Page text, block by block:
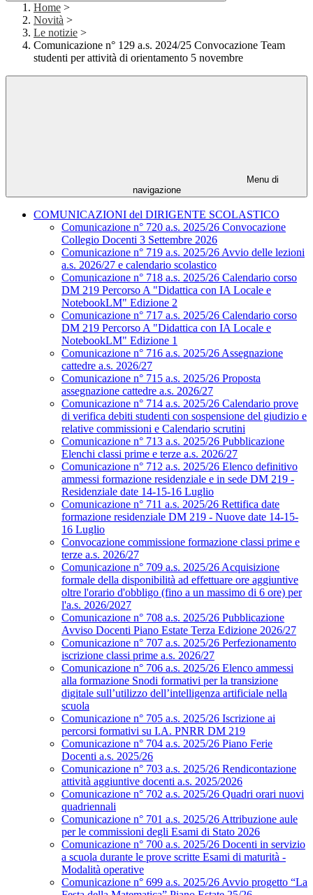
Home >
Novità >
Le notizie >
Comunicazione n° 129 a.s. 2024/25 Convocazione Team
studenti per attività di orientamento 5 novembre
Menu di
navigazione
COMUNICAZIONI del DIRIGENTE SCOLASTICO
Comunicazione n° 720 a.s. 2025/26 Convocazione
Collegio Docenti 3 Settembre 2026
Comunicazione n° 719 a.s. 2025/26 Avvio delle lezioni
a.s. 2026/27 e calendario scolastico
Comunicazione n° 718 a.s. 2025/26 Calendario corso
DM 219 Percorso A "Didattica con IA Locale e
NotebookLM" Edizione 2
Comunicazione n° 717 a.s. 2025/26 Calendario corso
DM 219 Percorso A "Didattica con IA Locale e
NotebookLM" Edizione 1
Comunicazione n° 716 a.s. 2025/26 Assegnazione
cattedre a.s. 2026/27
Comunicazione n° 715 a.s. 2025/26 Proposta
assegnazione cattedre a.s. 2026/27
Comunicazione n° 714 a.s. 2025/26 Calendario prove
di verifica debiti studenti con sospensione del giudizio e
relative commissioni e Calendario scrutini
Comunicazione n° 713 a.s. 2025/26 Pubblicazione
Elenchi classi prime e terze a.s. 2026/27
Comunicazione n° 712 a.s. 2025/26 Elenco definitivo
ammessi formazione residenziale e in sede DM 219 -
Residenziale date 14-15-16 Luglio
Comunicazione n° 711 a.s. 2025/26 Rettifica date
formazione residenziale DM 219 - Nuove date 14-15-
16 Luglio
Convocazione commissione formazione classi prime e
terze a.s. 2026/27
Comunicazione n° 709 a.s. 2025/26 Acquisizione
formale della disponibilità ad effettuare ore aggiuntive
oltre l'orario d'obbligo (fino a un massimo di 6 ore) per
l'a.s. 2026/2027
Comunicazione n° 708 a.s. 2025/26 Pubblicazione
Avviso Docenti Piano Estate Terza Edizione 2026/27
Comunicazione n° 707 a.s. 2025/26 Perfezionamento
iscrizione classi prime a.s. 2026/27
Comunicazione n° 706 a.s. 2025/26 Elenco ammessi
alla formazione Snodi formativi per la transizione
digitale sull’utilizzo dell’intelligenza artificiale nella
scuola
Comunicazione n° 705 a.s. 2025/26 Iscrizione ai
percorsi formativi su I.A. PNRR DM 219
Comunicazione n° 704 a.s. 2025/26 Piano Ferie
Docenti a.s. 2025/26
Comunicazione n° 703 a.s. 2025/26 Rendicontazione
attività aggiuntive docenti a.s. 2025/2026
Comunicazione n° 702 a.s. 2025/26 Quadri orari nuovi
quadriennali
Comunicazione n° 701 a.s. 2025/26 Attribuzione aule
per le commissioni degli Esami di Stato 2026
Comunicazione n° 700 a.s. 2025/26 Docenti in servizio
a scuola durante le prove scritte Esami di maturità -
Modalità operative
Comunicazione n° 699 a.s. 2025/26 Avvio progetto “La